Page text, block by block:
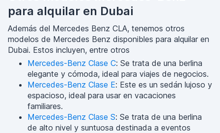
para alquilar en Dubai
Además del Mercedes Benz CLA, tenemos otros
modelos de Mercedes Benz disponibles para alquilar en
Dubai. Estos incluyen, entre otros
Mercedes-Benz Clase C: Se trata de una berlina
elegante y cómoda, ideal para viajes de negocios.
Mercedes-Benz Clase E: Este es un sedán lujoso y
espacioso, ideal para usar en vacaciones
familiares.
Mercedes-Benz Clase S: Se trata de una berlina
de alto nivel y suntuosa destinada a eventos